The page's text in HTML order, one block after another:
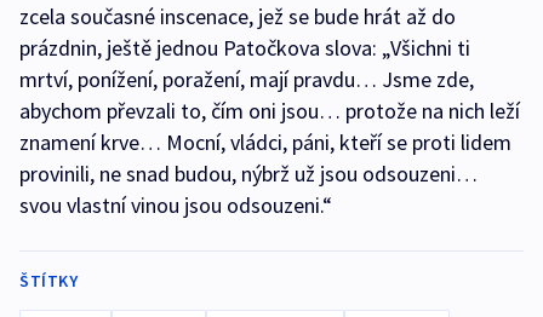
zcela současné inscenace, jež se bude hrát až do
prázdnin, ještě jednou Patočkova slova: „Všichni ti
mrtví, ponížení, poražení, mají pravdu… Jsme zde,
abychom převzali to, čím oni jsou… protože na nich leží
znamení krve… Mocní, vládci, páni, kteří se proti lidem
provinili, ne snad budou, nýbrž už jsou odsouzeni…
svou vlastní vinou jsou odsouzeni.“
ŠTÍTKY